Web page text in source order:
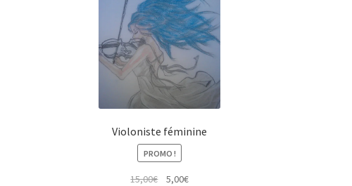
Violoniste féminine
PROMO !
15,00€
Le5,00€Le